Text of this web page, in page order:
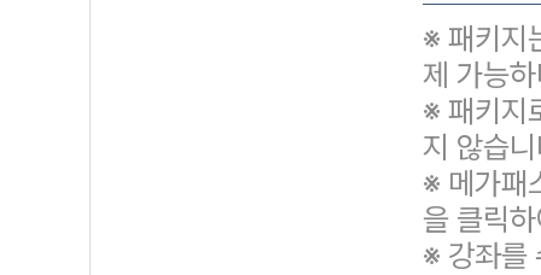
※ 패키지
제 가능
※ 패키지
지 않습
※ 메가패
을 클릭
※ 강좌를